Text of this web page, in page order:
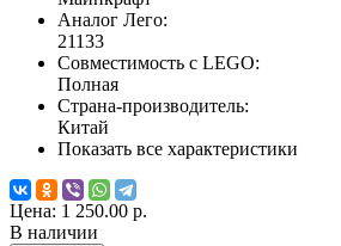
Аналог Лего:
21133
Совместимость с LEGO:
Полная
Страна-производитель:
Китай
Показать все характеристики
Цена: 1 250.00 р.
В наличии